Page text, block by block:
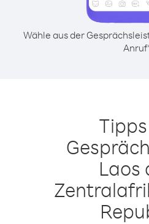
Wähle aus der
Laos